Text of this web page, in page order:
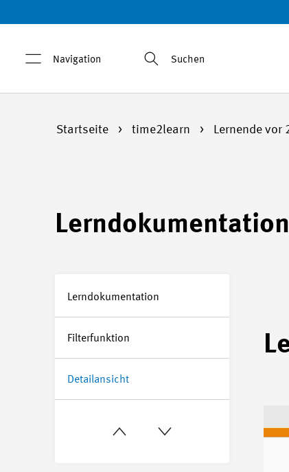
Navigation Suchen
Startseite time2learn Lernende vor
Lerndokumentation
Lerndokumentation
Filterfunktion
Detailansicht